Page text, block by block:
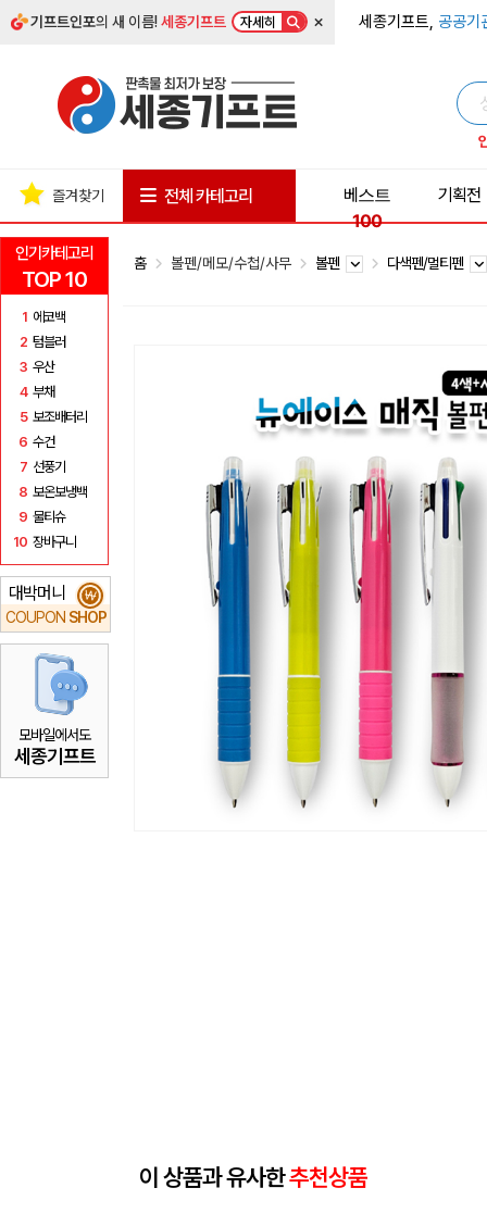
기프트인포의 새 이름!세종기프트 자세히 × 세종기프트, 공공기
인기카테고리
TOP 10
1 에코백
2 텀블러
3 우산
4 부채
5 보조배터리
6 수건
7 선풍기
8 보온보냉백
9 물티슈
10 장바구니
대박머니
COUPON SHOP
₩
모바일에서도
세종기프트
즐겨찾기 전체 카테고리
베스트
100
기획전
홈 볼펜/메모/수첩/사무 볼펜 다색펜/멀티펜
이 상품과 유사한추천상품